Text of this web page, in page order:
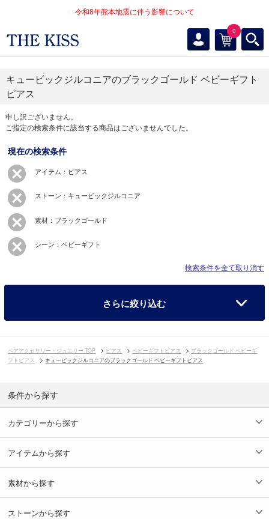
令和8年熊本地震に伴う影響について
0
キュービックジルコニアのブラックゴールド ベビーギフト
ピアス
申し訳ございません。
ご指定の検索条件に該当する商品はございませんでした。
現在の検索条件
アイテム：ピアス
ストーン：キュービックジルコニア
素材：ブラックゴールド
シーン：ベビーギフト
検索条件を全て取り消す
さらに絞り込む
ペアアクセサリー・ジュエリー TOP ピアス ベビーギフトピアス
ブラックゴールド ベビーギ
フトピアス
キュービックジルコニアのブラックゴールド ベビーギフトピアス
条件から探す
カテゴリーから探す
アイテムから探す
素材から探す
ストーンから探す